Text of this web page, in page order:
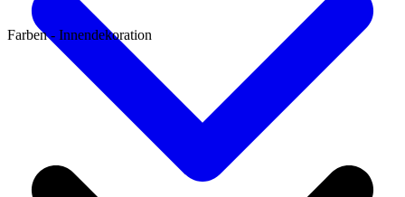
Farben - Innendekoration